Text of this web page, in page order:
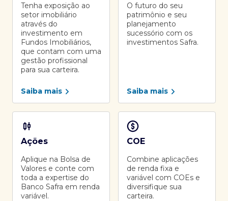
Tenha exposição ao
setor imobiliário
através do
investimento em
Fundos Imobiliários,
que contam com uma
gestão profissional
para sua carteira.
Saiba mais
O futuro do seu
patrimônio e seu
planejamento
sucessório com os
investimentos Safra.
Saiba mais
Ações
Aplique na Bolsa de
Valores e conte com
toda a expertise do
Banco Safra em renda
variável.
COE
Combine aplicações
de renda fixa e
variável com COEs e
diversifique sua
carteira.